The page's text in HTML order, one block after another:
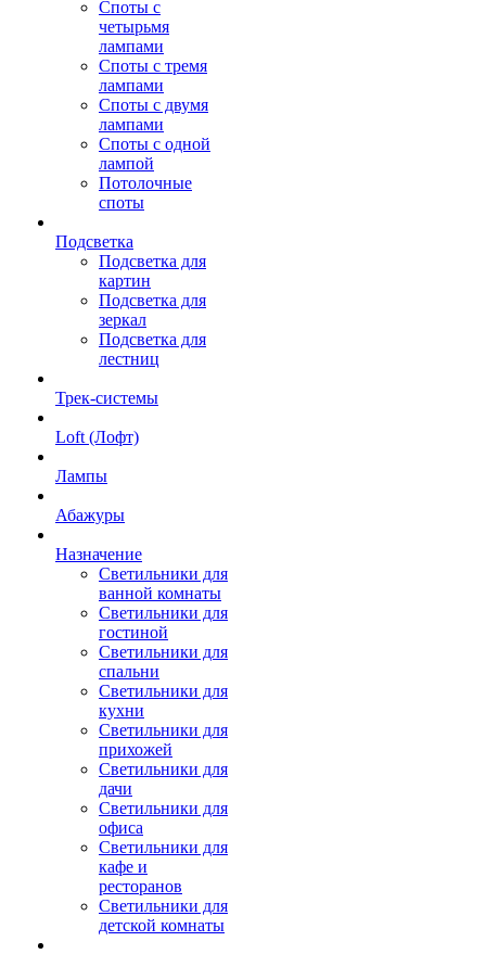
Споты с
четырьмя
лампами
Споты с тремя
лампами
Споты с двумя
лампами
Споты с одной
лампой
Потолочные
споты
Подсветка
Подсветка для
картин
Подсветка для
зеркал
Подсветка для
лестниц
Трек-системы
Loft (Лофт)
Лампы
Абажуры
Назначение
Светильники для
ванной комнаты
Светильники для
гостиной
Светильники для
спальни
Светильники для
кухни
Светильники для
прихожей
Светильники для
дачи
Светильники для
офиса
Светильники для
кафе и
ресторанов
Светильники для
детской комнаты